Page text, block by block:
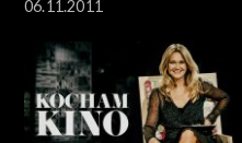
06.11.2011